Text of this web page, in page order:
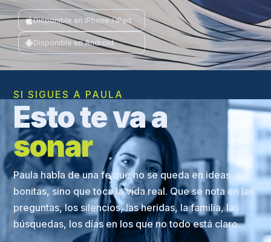
Disponible en iPhone / iPad
Disponible en Android
SI SIGUES A PAULA
Esto te va a
sonar
Paula habla de una fe que no se queda en ideas
bonitas, sino que toca la vida real. Que se nota en las
preguntas, los silencios, las heridas, la familia, las
búsquedas, los días en los que no todo está claro.